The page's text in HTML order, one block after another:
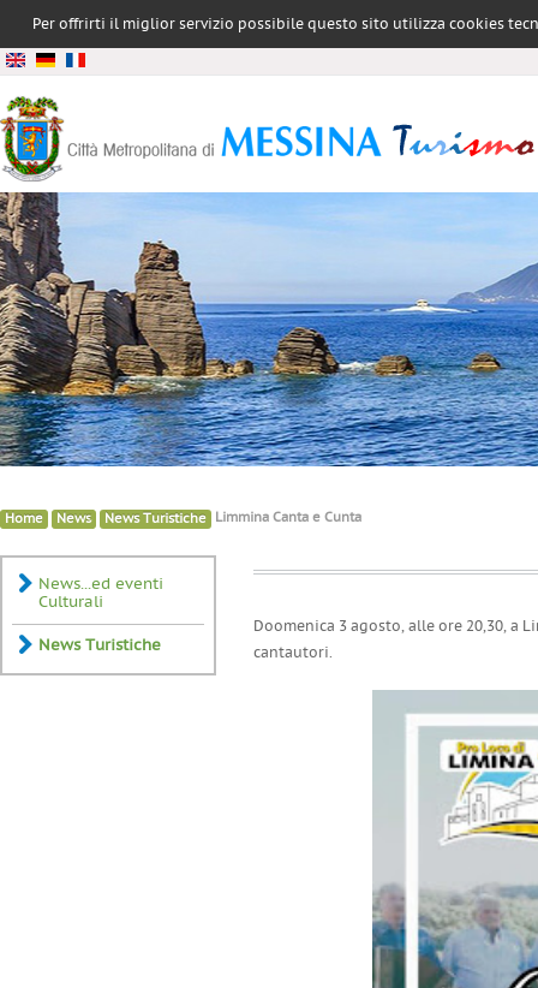
Per offrirti il miglior servizio possibile questo sito utilizza cookies
conformità
Home» News» News Turistiche» Limmina Canta e Cunta
Doomenica 3 agosto, alle ore 20,30, a
cantautori.
News...ed eventi
Culturali
News Turistiche